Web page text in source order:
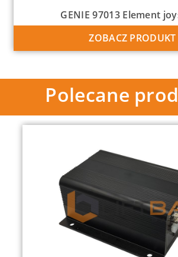
GENIE 97013 Element
ZOBACZ PRODUKT
Polecane